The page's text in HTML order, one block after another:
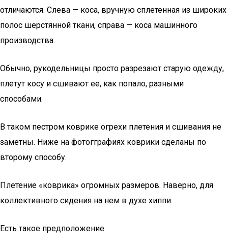
отличаются. Слева — коса, вручную сплетенная из широких
полос шерстянной ткани, справа — коса машинного
производства.
Обычно, рукодельницы просто разрезают старую одежду,
плетут косу и сшивают ее, как попало, разными
способами.
В таком пестром коврике огрехи плетения и сшивания не
заметны. Ниже на фотогграфиях коврики сделаны по
второму способу.
Плетение «коврика» огромных размеров. Наверно, для
коллективного сидения на нем в духе хиппи.
Есть такое предположение.